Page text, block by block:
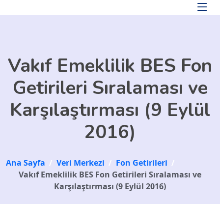
Vakıf Emeklilik BES Fon
Getirileri Sıralaması ve
Karşılaştırması (9 Eylül
2016)
Ana Sayfa / Veri Merkezi / Fon Getirileri /
Vakıf Emeklilik BES Fon Getirileri Sıralaması ve
Karşılaştırması (9 Eylül 2016)